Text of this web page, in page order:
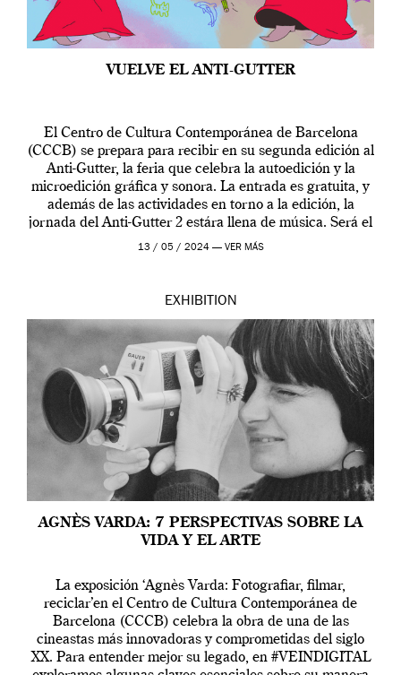
VUELVE EL ANTI-GUTTER
El Centro de Cultura Contemporánea de Barcelona
(CCCB) se prepara para recibir en su segunda edición al
Anti-Gutter, la feria que celebra la autoedición y la
microedición gráfica y sonora. La entrada es gratuita, y
además de las actividades en torno a la edición, la
jornada del Anti-Gutter 2 estára llena de música. Será el
[…]
13 / 05 / 2024 — VER MÁS
EXHIBITION
AGNÈS VARDA: 7 PERSPECTIVAS SOBRE LA
VIDA Y EL ARTE
La exposición ‘Agnès Varda: Fotografiar, filmar,
reciclar’en el Centro de Cultura Contemporánea de
Barcelona (CCCB) celebra la obra de una de las
cineastas más innovadoras y comprometidas del siglo
XX. Para entender mejor su legado, en #VEINDIGITAL